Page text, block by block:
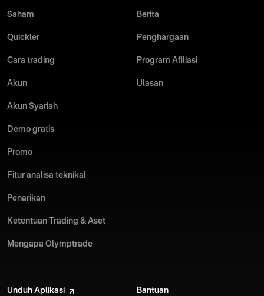
Saham
Quickler
Cara trading
Akun
Akun Syariah
Demo gratis
Promo
Fitur analisa teknikal
Penarikan
Ketentuan Trading & Aset
Mengapa Olymptrade
Berita
Penghargaan
Program Afiliasi
Ulasan
Unduh Aplikasi Bantuan